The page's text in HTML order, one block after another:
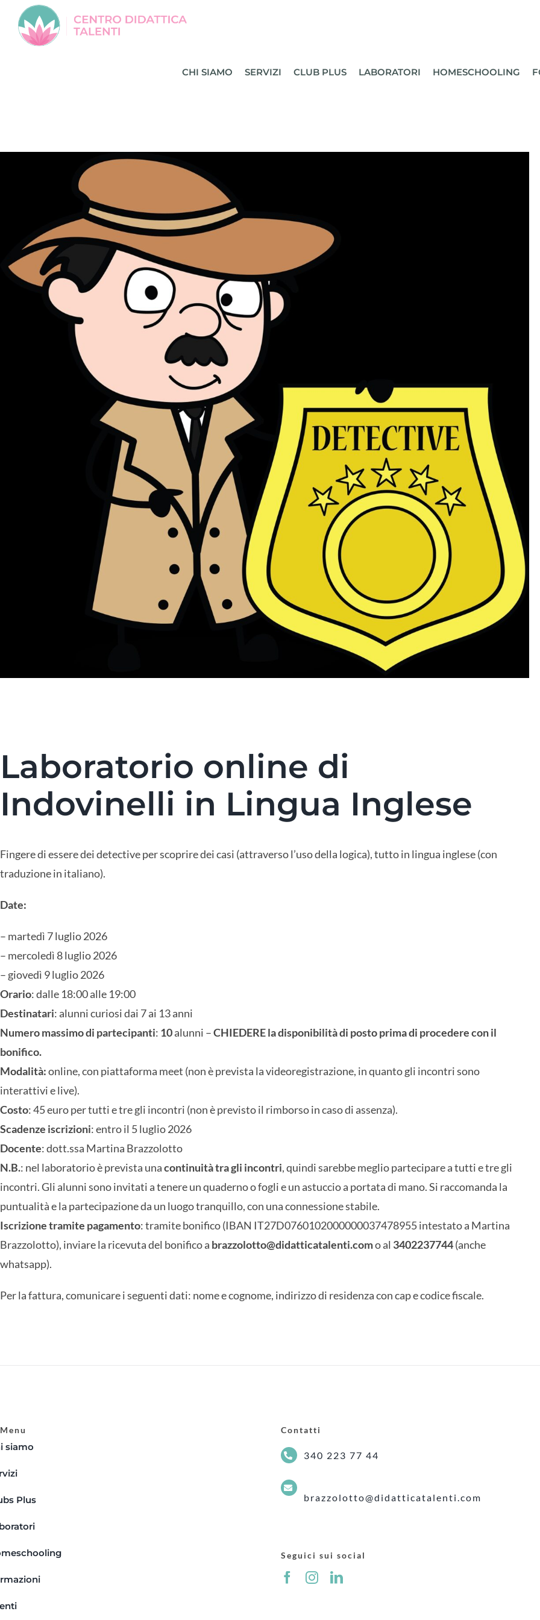
Salta
contenuto
CHI SIAMO SERVIZI CLUB PLUS LABORATORI HOMESCHOOLING
Laboratorio online di
Indovinelli in Lingua Inglese
Fingere di essere dei detective per scoprire dei casi (attraverso l’uso della logica), tutto in lingua inglese (con
traduzione in italiano).
Date:
– martedì 7 luglio 2026
– mercoledì 8 luglio 2026
– giovedì 9 luglio 2026
Orario: dalle 18:00 alle 19:00
Destinatari: alunni curiosi dai 7 ai 13 anni
Numero massimo di partecipanti: 10alunni –CHIEDERE la disponibilità di posto prima di procedere con il
bonifico.
Modalità:online, con piattaforma meet (non è prevista la videoregistrazione, in quanto gli incontri sono
interattivi e live).
Costo: 45 euro per tutti e tre gli incontri (non è previsto il rimborso in caso di assenza).
Scadenze iscrizioni: entro il 5 luglio 2026
Docente: dott.ssa Martina Brazzolotto
N.B.: nel laboratorio è prevista unacontinuità tra gli incontri, quindi sarebbe meglio partecipare a tutti e tre gli
incontri. Gli alunni sono invitati a tenere un quaderno o fogli e un astuccio a portata di mano. Si raccomanda la
puntualità e la partecipazione da un luogo tranquillo, con una connessione stabile.
Iscrizione tramite pagamento: tramite bonifico (IBAN IT27D0760102000000037478955 intestato a Martina
Brazzolotto), inviare la ricevuta del bonifico a brazzolotto@didatticatalenti.como al 3402237744(anche
whatsapp).
Per la fattura, comunicare i seguenti dati: nome e cognome, indirizzo di residenza con cap e codice fiscale.
Menu
siamo
Plus
Contatti
340 223 77 44
brazzolotto@didatticatalenti.com
Seguici sui social